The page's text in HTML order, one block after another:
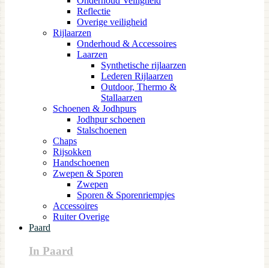
Reflectie
Overige veiligheid
Rijlaarzen
Onderhoud & Accessoires
Laarzen
Synthetische rijlaarzen
Lederen Rijlaarzen
Outdoor, Thermo &
Stallaarzen
Schoenen & Jodhpurs
Jodhpur schoenen
Stalschoenen
Chaps
Rijsokken
Handschoenen
Zwepen & Sporen
Zwepen
Sporen & Sporenriempjes
Accessoires
Ruiter Overige
Paard
In Paard